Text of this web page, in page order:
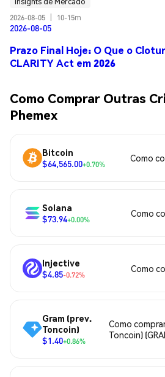
2026-08-05
10-15m
2026-08-05
Prazo Final Hoje: O Que o
CLARITY Act em 2026
Como Comprar Outras
Phemex
Bitcoin
$64,565.00+0.70%
Como
Solana
$73.94+0.00%
Como
Injective
$4.85-0.72%
Como
Gram (prev.
Toncoin)
$1.40+0.86%
Como
Toncoin)